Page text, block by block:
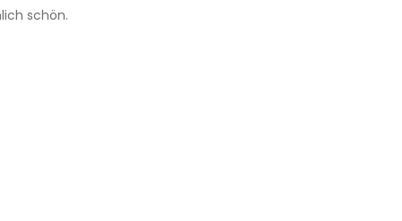
schön.